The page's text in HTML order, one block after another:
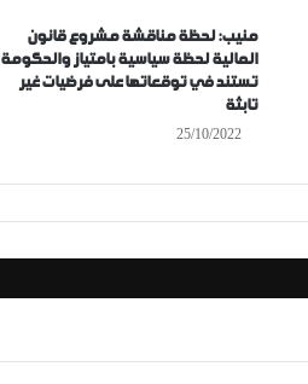
منيب: لحظة مناقشة مشروع قانون
المالية لحظة سياسية بامتياز والحكومة
تستند في توقعاتها على فرضيات غير
تابثة
25/10/2022